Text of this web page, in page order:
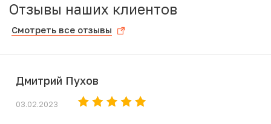
Отзывы наших клиентов
Смотреть все отзывы
Дмитрий Пухов
03.02.2023